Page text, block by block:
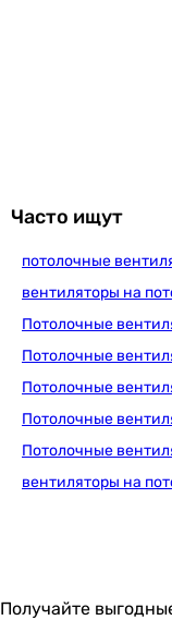
Часто ищут
потолочные
вентиляторы на
Потолочные
Потолочные
Потолочные
Потолочные
Потолочные
вентиляторы на
Получайте